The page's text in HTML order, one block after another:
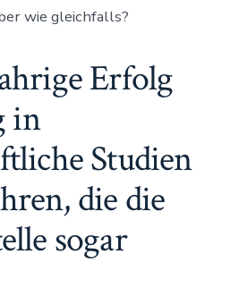
wie gleichfalls?
Erfolg
in
Studien
die die
sogar